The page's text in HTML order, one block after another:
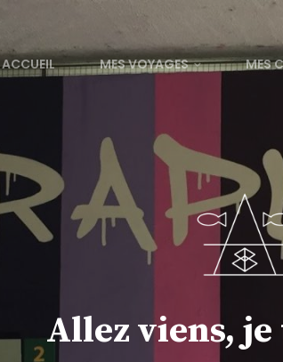
ACCUEIL MES VOYAGES MES
Allez viens,